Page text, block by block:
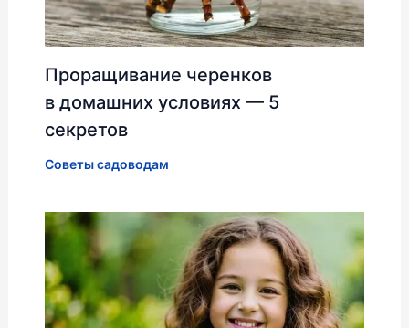
Проращивание черенков
в домашних условиях — 5
секретов
Советы садоводам